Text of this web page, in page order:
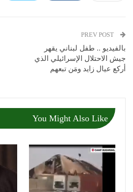
بالفيديو .. طفل لبناني يقهر
جيش الاحتلال الإسرائيلي الذي
أركع عيال زايد ومَن تبعهم
You Might Also Like